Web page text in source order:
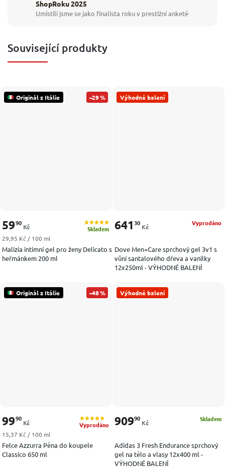
ShopRoku 2025
Umístili jsme se jako finalista roku v prestižní anketě
Související produkty
Originál z Itálie –29 %
Malizia intimní gel pro ženy Delicato s
heřmánkem 200 ml
Skladem
5990
Kč
Měrná cena:
29,95 Kč / 100 ml
Výhodné balení
Dove Men+Care sprchový gel 3v1 s
vůní santalového dřeva a vanilky
12x250ml - VÝHODNÉ BALENÍ
Vyprodáno
641 30
Kč
Originál z Itálie –48 %
Felce Azzurra Pěna do koupele
Classico 650 ml
Vyprodáno
9990
Kč
Měrná cena:
15,37 Kč / 100 ml
Výhodné balení
Adidas 3 Fresh Endurance sprchový
gel na tělo a vlasy 12x400 ml -
VÝHODNÉ BALENÍ
Skladem
90990
Kč